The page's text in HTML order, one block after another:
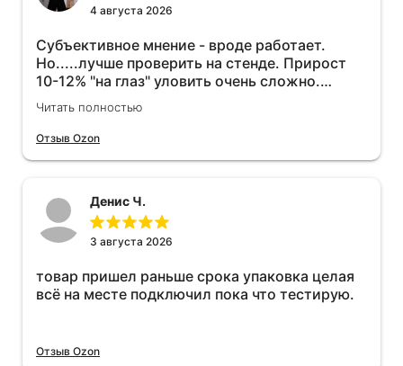
4 августа 2026
Субъективное мнение - вроде работает.
Но.....лучше проверить на стенде. Прирост
10-12% "на глаз" уловить очень сложно.
Покатаюсь, потом отключу и посмотрю, что
будет 😁.
Читать полностью
Отзыв Ozon
Денис Ч.
3 августа 2026
товар пришел раньше срока упаковка целая
всё на месте подключил пока что тестирую.
Отзыв Ozon